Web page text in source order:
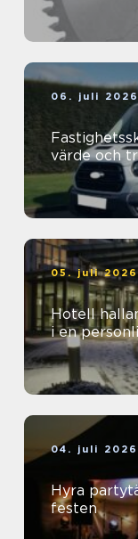
06. juli
värde och
05. juli 2026
Hotell halland natur, mat och
i en
04. juli 2026
Hyra
festen